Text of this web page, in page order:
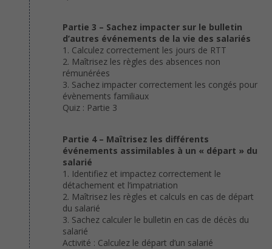
Partie 3 – Sachez impacter sur le bulletin
d’autres événements de la vie des salariés
1. Calculez correctement les jours de RTT
2. Maîtrisez les règles des absences non
rémunérées
3. Sachez impacter correctement les congés pour
évènements familiaux
Quiz : Partie 3
Partie 4 – Maîtrisez les différents
événements assimilables à un « départ » du
salarié
1. Identifiez et impactez correctement le
détachement et l’impatriation
2. Maîtrisez les règles et calculs en cas de départ
du salarié
3. Sachez calculer le bulletin en cas de décès du
salarié
Activité : Calculez le départ d’un salarié